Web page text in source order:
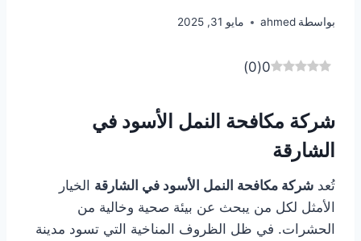
بواسطة ahmed مايو 31, 2025
0
(
0
)
شركة مكافحة النمل الأسود في
الشارقة
تُعد شركة مكافحة النمل الأسود في الشارقة الخيار
الأمثل لكل من يبحث عن بيئة صحية وخالية من
الحشرات. في ظل الظروف المناخية التي تسود مدينة